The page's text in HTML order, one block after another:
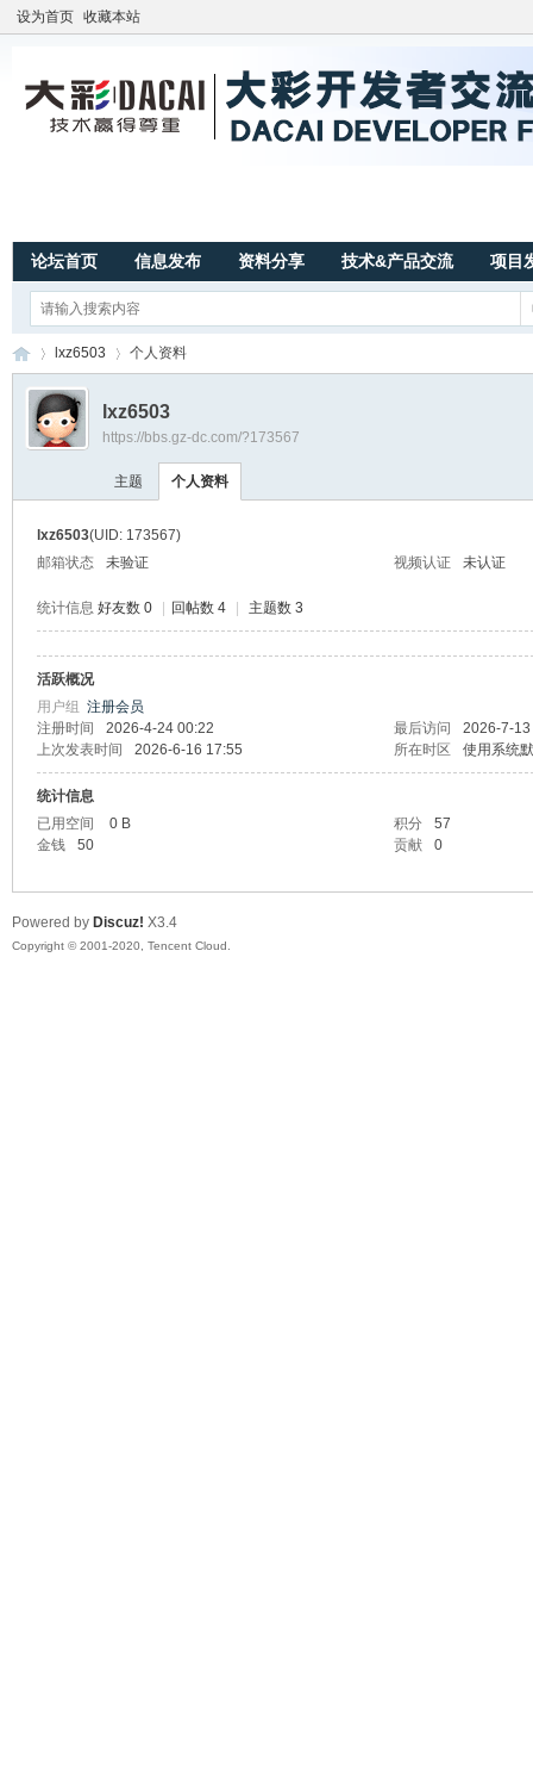
设为首页 收藏本站
论坛首页 信息发布 资料分享 技术&产品交流 项目
大
›
lxz6503 个人资料
lxz6503
https://bbs.gz-dc.com/?173567
主题 个人资料
lxz6503(UID: 173567)
邮箱状态
未验证 视频认证 未认证
统计信息 好友数 0 回帖数 4 主题数 3
活跃概况
用户组 注册会员
注册时间
2026-4-24 00:22 最后访问
2026-7-
上次发表时间
2026-6-16 17:55 所在时区 使用系统
统计信息
已用空间
0 B 积分
57
金钱
50 贡献 0
Powered by Discuz! X3.4
Copyright © 2001-2020, Tencent Cloud.